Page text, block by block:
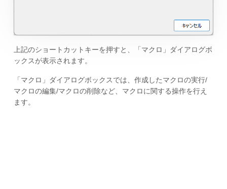
上記のショートカットキーを押すと、「マクロ」ダイアログボ
ックスが表示されます。
「マクロ」ダイアログボックスでは、作成したマクロの実行/
マクロの編集/マクロの削除など、マクロに関する操作を行え
ます。